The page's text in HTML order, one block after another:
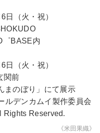
日（火・祝）
゜BASE内
日（火・祝）
関前
まのぼり」にて展示
ルデンカムイ製作委員会
Rights Reserved.
《米田果織》